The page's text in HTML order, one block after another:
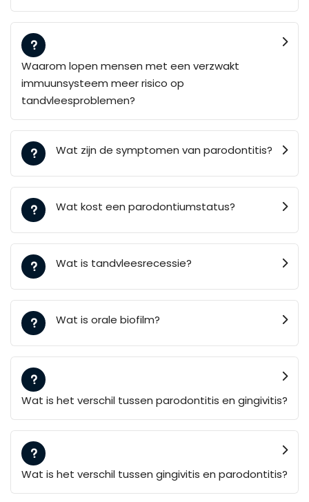
Waarom lopen mensen met een verzwakt
immuunsysteem meer risico op
tandvleesproblemen?
Wat zijn de symptomen van parodontitis?
Wat kost een parodontiumstatus?
Wat is tandvleesrecessie?
Wat is orale biofilm?
Wat is het verschil tussen parodontitis en gingivitis?
Wat is het verschil tussen gingivitis en parodontitis?